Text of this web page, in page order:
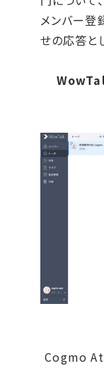
メンバー登
せの応答と
Cogmo